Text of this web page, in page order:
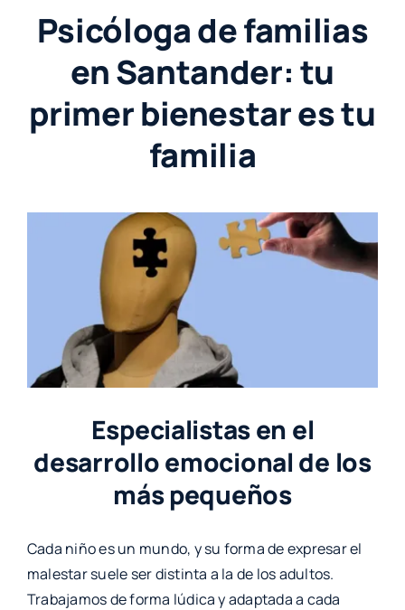
Psicóloga de familias
en Santander: tu
primer bienestar es tu
familia
Especialistas en el
desarrollo emocional de los
más pequeños
Cada niño es un mundo, y su forma de expresar el
malestar suele ser distinta a la de los adultos.
Trabajamos de forma lúdica y adaptada a cada